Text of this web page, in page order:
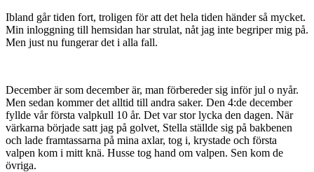
Ibland går tiden fort, troligen för att det hela tiden händer så mycket.
Min inloggning till hemsidan har strulat, nåt jag inte begriper mig på.
Men just nu fungerar det i alla fall.
December är som december är, man förbereder sig inför jul o nyår.
Men sedan kommer det alltid till andra saker. Den 4:de december
fyllde vår första valpkull 10 år. Det var stor lycka den dagen. När
värkarna började satt jag på golvet, Stella ställde sig på bakbenen
och lade framtassarna på mina axlar, tog i, krystade och första
valpen kom i mitt knä. Husse tog hand om valpen. Sen kom de
övriga.